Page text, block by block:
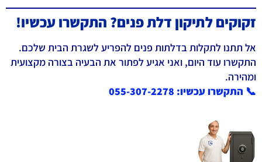
זקוקים לתיקון דלת פנים? התקשרו עכשיו!
אל תתנו לתקלות בדלתות פנים להפריע לשגרת הבית שלכם.
התקשרו עוד היום, ואני אגיע לפתור את הבעיה בצורה מקצועית
ומהירה.
📞 התקשרו עכשיו: 055-307-2278